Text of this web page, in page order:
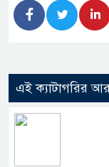
এই ক্যাটাগরির